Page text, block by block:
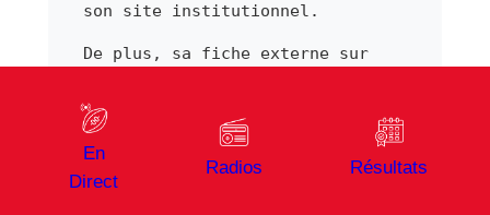
son site institutionnel.
De plus, sa fiche externe sur
d'information sur son parcours.
Pour résumer
En
Direct
Radios Résultats